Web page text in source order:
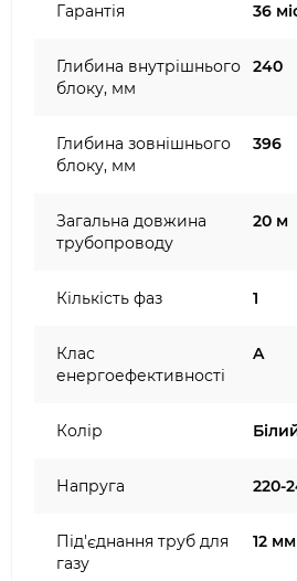
Гарантія 36
Глибина внутрішнього
блоку, мм
240
Глибина зовнішнього
блоку, мм
396
Загальна довжина
трубопроводу
20 м
Кількість фаз 1
Клас
енергоефективності
A
Колір
Напруга 220-
Під'єднання труб для
газу
12 мм